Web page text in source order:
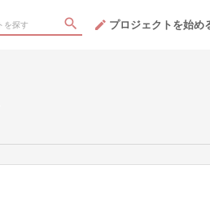
プロジェクトを始め